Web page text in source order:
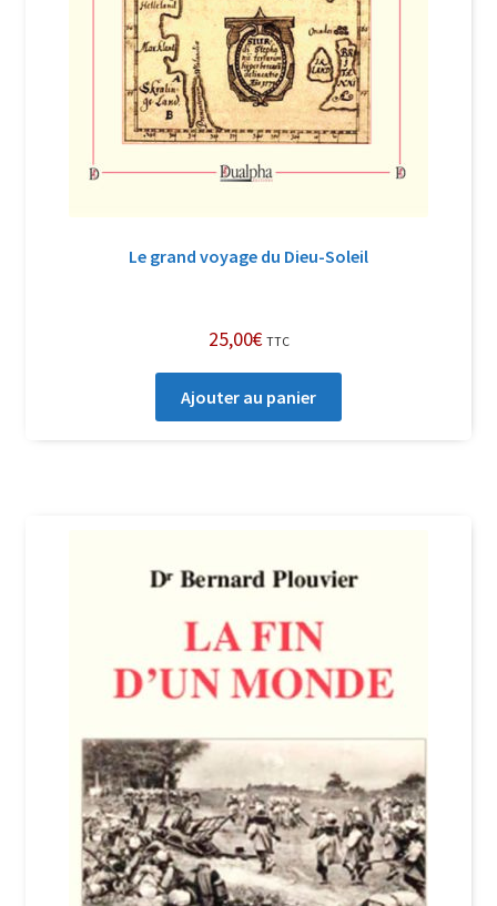
Le grand voyage du Dieu-Soleil
25,00€ TTC
Ajouter au panier